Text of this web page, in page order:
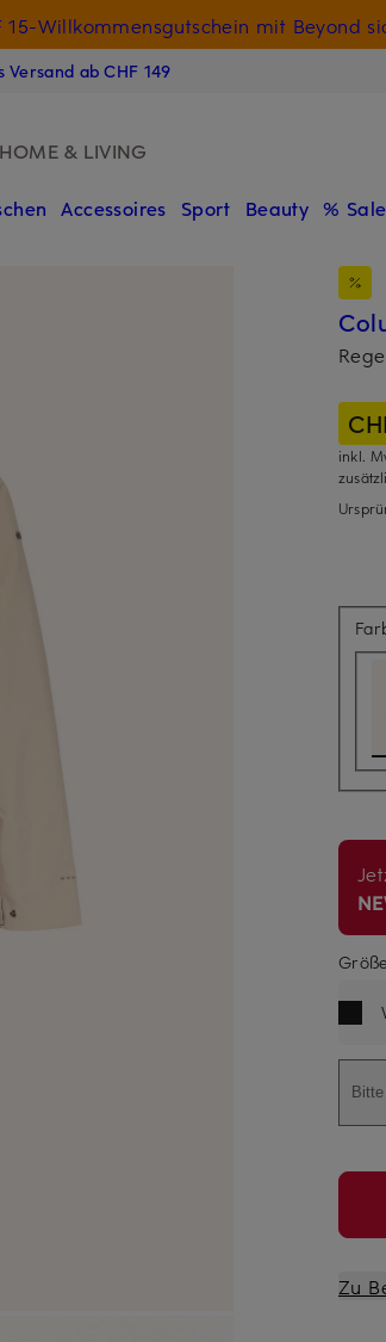
15-Willkommensgutschein mit Beyond
Versand ab CHF 149
HOME & LIVING
Accessoires Sport Beauty % Sale
inkl.
Größe
Zu